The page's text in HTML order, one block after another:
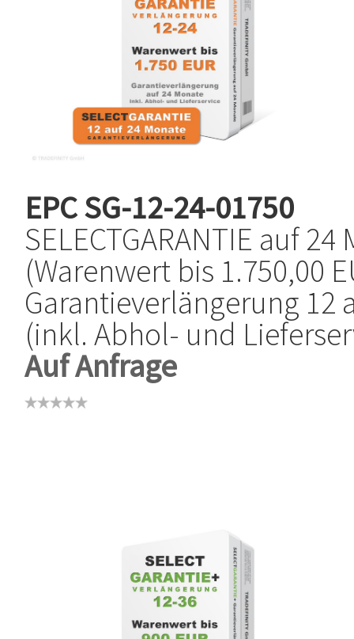
EPCSG-12-24-01750
SELECTGARANTIE auf 24
(Warenwert bis 1.750,00
Garantieverlängerung 12
(inkl. Abhol- und
Auf Anfrage